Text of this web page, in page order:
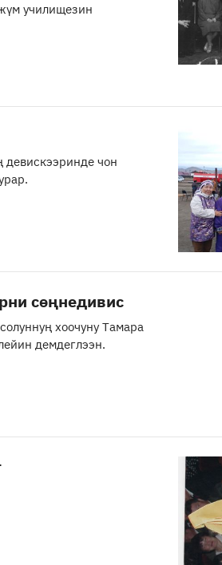
училищезин
чон
сөңнедивис
хоочуну Тамара
демдеглээн.